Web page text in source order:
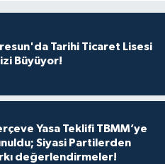
Tarihi Ticaret Lisesi
Büyüyor!
Yasa Teklifi TBMM’ye
Siyasi Partilerden
değerlendirmeler!